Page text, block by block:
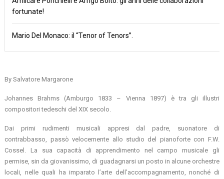
fortunate!
Mario Del Monaco: il “Tenor of Tenors”.
By Salvatore Margarone
Johannes Brahms (Amburgo 1833 – Vienna 1897) è tra gli illustri
compositori tedeschi del XIX secolo.
Dai primi rudimenti musicali appresi dal padre, suonatore di
contrabbasso, passò velocemente allo studio del pianoforte con F.W.
Cossel. La sua capacità di apprendimento nel campo musicale gli
permise, sin da giovanissimo, di guadagnarsi un posto in alcune orchestre
locali, nelle quali ha imparato l’arte dell’accompagnamento, nonché di